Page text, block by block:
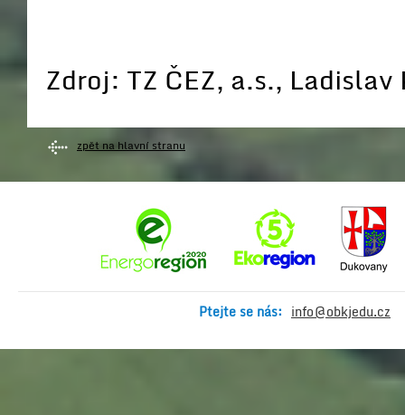
Zdroj: TZ ČEZ, a.s.,
zpět na hlavní stranu
Ptejte se nás: info@obkjedu.cz